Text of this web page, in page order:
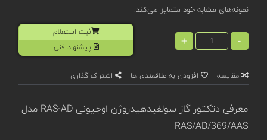
نمونه‌های مشابه خود متمایز می‌کند.
-
+
ثبت استعلام
پیشنهاد فنی
مقایسه افزودن به علاقمندی ها اشتراک گذاری
معرفی دتکتور گاز سولفید‌هیدروژن اوجیونی RAS-AD مدل
RAS/AD/369/AAS